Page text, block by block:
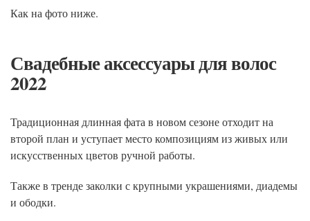
Как на фото ниже.
Свадебные аксессуары для волос
2022
Традиционная длинная фата в новом сезоне отходит на
второй план и уступает место композициям из живых или
искусственных цветов ручной работы.
Также в тренде заколки с крупными украшениями, диадемы
и ободки.